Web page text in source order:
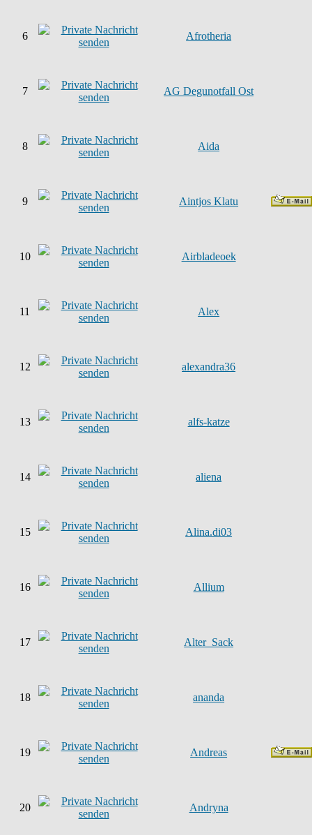
6 Afrotheria
7 AG Degunotfall Ost
8 Aida
9 Aintjos Klatu
10 Airbladeoek
11 Alex
12 alexandra36
13 alfs-katze
14 aliena
15 Alina.di03
16 Allium
17 Alter_Sack
18 ananda
19 Andreas
20 Andryna